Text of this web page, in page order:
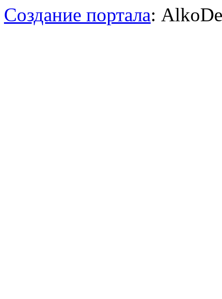
Создание портала: